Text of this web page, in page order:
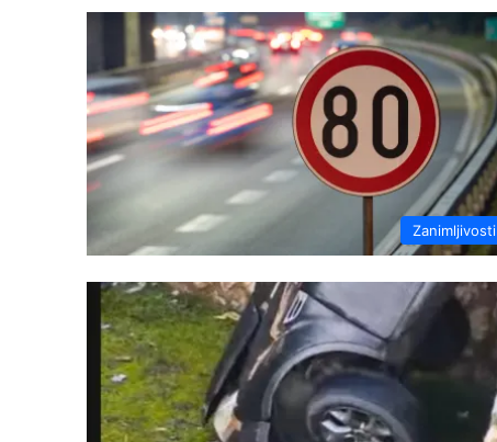
Zanimljivosti